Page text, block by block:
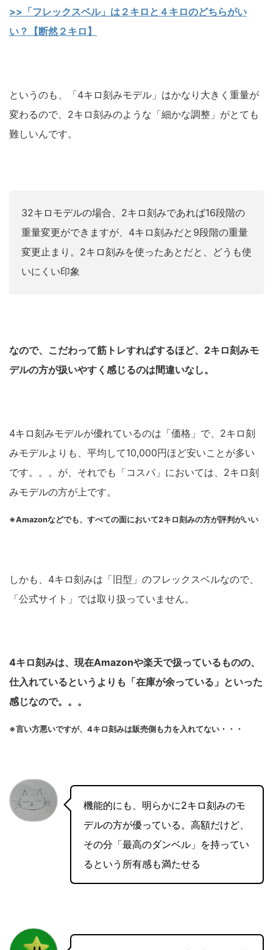
>>「フレックスベル」は２キロと４キロのどちらがい
い？【断然２キロ】
というのも、「4キロ刻みモデル」はかなり大きく重量が
変わるので、2キロ刻みのような「細かな調整」がとても
難しいんです。
32キロモデルの場合、2キロ刻みであれば16段階の
重量変更ができますが、4キロ刻みだと9段階の重量
変更止まり。2キロ刻みを使ったあとだと、どうも使
いにくい印象
なので、こだわって筋トレすればするほど、2キロ刻みモ
デルの方が扱いやすく感じるのは間違いなし。
4キロ刻みモデルが優れているのは「価格」で、2キロ刻
みモデルよりも、平均して10,000円ほど安いことが多い
です。。。が、それでも「コスパ」においては、2キロ刻
みモデルの方が上です。
※Amazonなどでも、すべての面において2キロ刻みの方が評判がいい
しかも、4キロ刻みは「旧型」のフレックスベルなので、
「公式サイト」では取り扱っていません。
4キロ刻みは、現在Amazonや楽天で扱っているものの、
仕入れているというよりも「在庫が余っている」といった
感じなので。。。
※言い方悪いですが、4キロ刻みは販売側も力を入れてない・・・
機能的にも、明らかに2キロ刻みのモ
デルの方が優っている。高額だけど、
その分「最高のダンベル」を持ってい
るという所有感も満たせる